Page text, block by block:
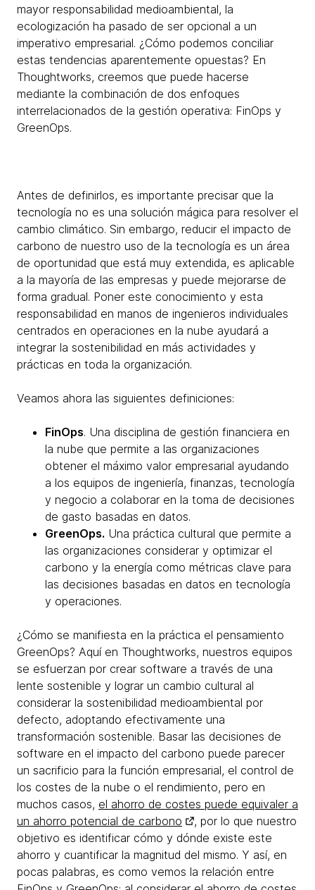
mayor responsabilidad medioambiental, la
ecologización ha pasado de ser opcional a un
imperativo empresarial. ¿Cómo podemos conciliar
estas tendencias aparentemente opuestas? En
Thoughtworks, creemos que puede hacerse
mediante la combinación de dos enfoques
interrelacionados de la gestión operativa: FinOps y
GreenOps.
Antes de definirlos, es importante precisar que la
tecnología no es una solución mágica para resolver el
cambio climático. Sin embargo, reducir el impacto de
carbono de nuestro uso de la tecnología es un área
de oportunidad que está muy extendida, es aplicable
a la mayoría de las empresas y puede mejorarse de
forma gradual. Poner este conocimiento y esta
responsabilidad en manos de ingenieros individuales
centrados en operaciones en la nube ayudará a
integrar la sostenibilidad en más actividades y
prácticas en toda la organización.
Veamos ahora las siguientes definiciones:
FinOps. Una disciplina de gestión financiera en
la nube que permite a las organizaciones
obtener el máximo valor empresarial ayudando
a los equipos de ingeniería, finanzas, tecnología
y negocio a colaborar en la toma de decisiones
de gasto basadas en datos.
GreenOps. Una práctica cultural que permite a
las organizaciones considerar y optimizar el
carbono y la energía como métricas clave para
las decisiones basadas en datos en tecnología
y operaciones.
¿Cómo se manifiesta en la práctica el pensamiento
GreenOps? Aquí en Thoughtworks, nuestros equipos
se esfuerzan por crear software a través de una
lente sostenible y lograr un cambio cultural al
considerar la sostenibilidad medioambiental por
defecto, adoptando efectivamente una
transformación sostenible. Basar las decisiones de
software en el impacto del carbono puede parecer
un sacrificio para la función empresarial, el control de
los costes de la nube o el rendimiento, pero en
muchos casos, el ahorro de costes puede equivaler a
un ahorro potencial de carbono
, por lo que nuestro
objetivo es identificar cómo y dónde existe este
ahorro y cuantificar la magnitud del mismo. Y así, en
pocas palabras, es como vemos la relación entre